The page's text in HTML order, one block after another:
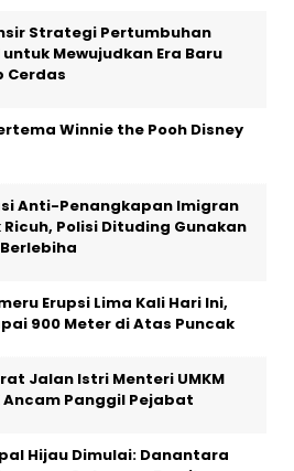
Strategi Pertumbuhan
Mewujudkan Era Baru
Cerdas
Winnie the Pooh Disney
Anti-Penangkapan Imigran
Ricuh, Polisi Dituding Gunakan
Erupsi Lima Kali Hari Ini,
900 Meter di Atas Puncak
Jalan Istri Menteri UMKM
Ancam Panggil Pejabat
Hijau Dimulai: Danantara